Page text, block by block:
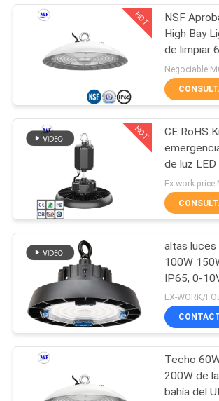
VIAJE
FÁBRICA
CONTROL
CALIDAD
ÉNTRENOS
CONTACTO
CON
PIDA
Luz de LED
fluorescente
luces llevadas
estadio
LED de
de la bahía de
HOT
NSF
High Bay
de limpiar
150W
Negociable
HOT
CE RoHS
de luz
150lm/W
Ex-work price
altas luces
100W
IP65, 0-
equipo de
EX-WORK/
Techo
200W de
bahía del